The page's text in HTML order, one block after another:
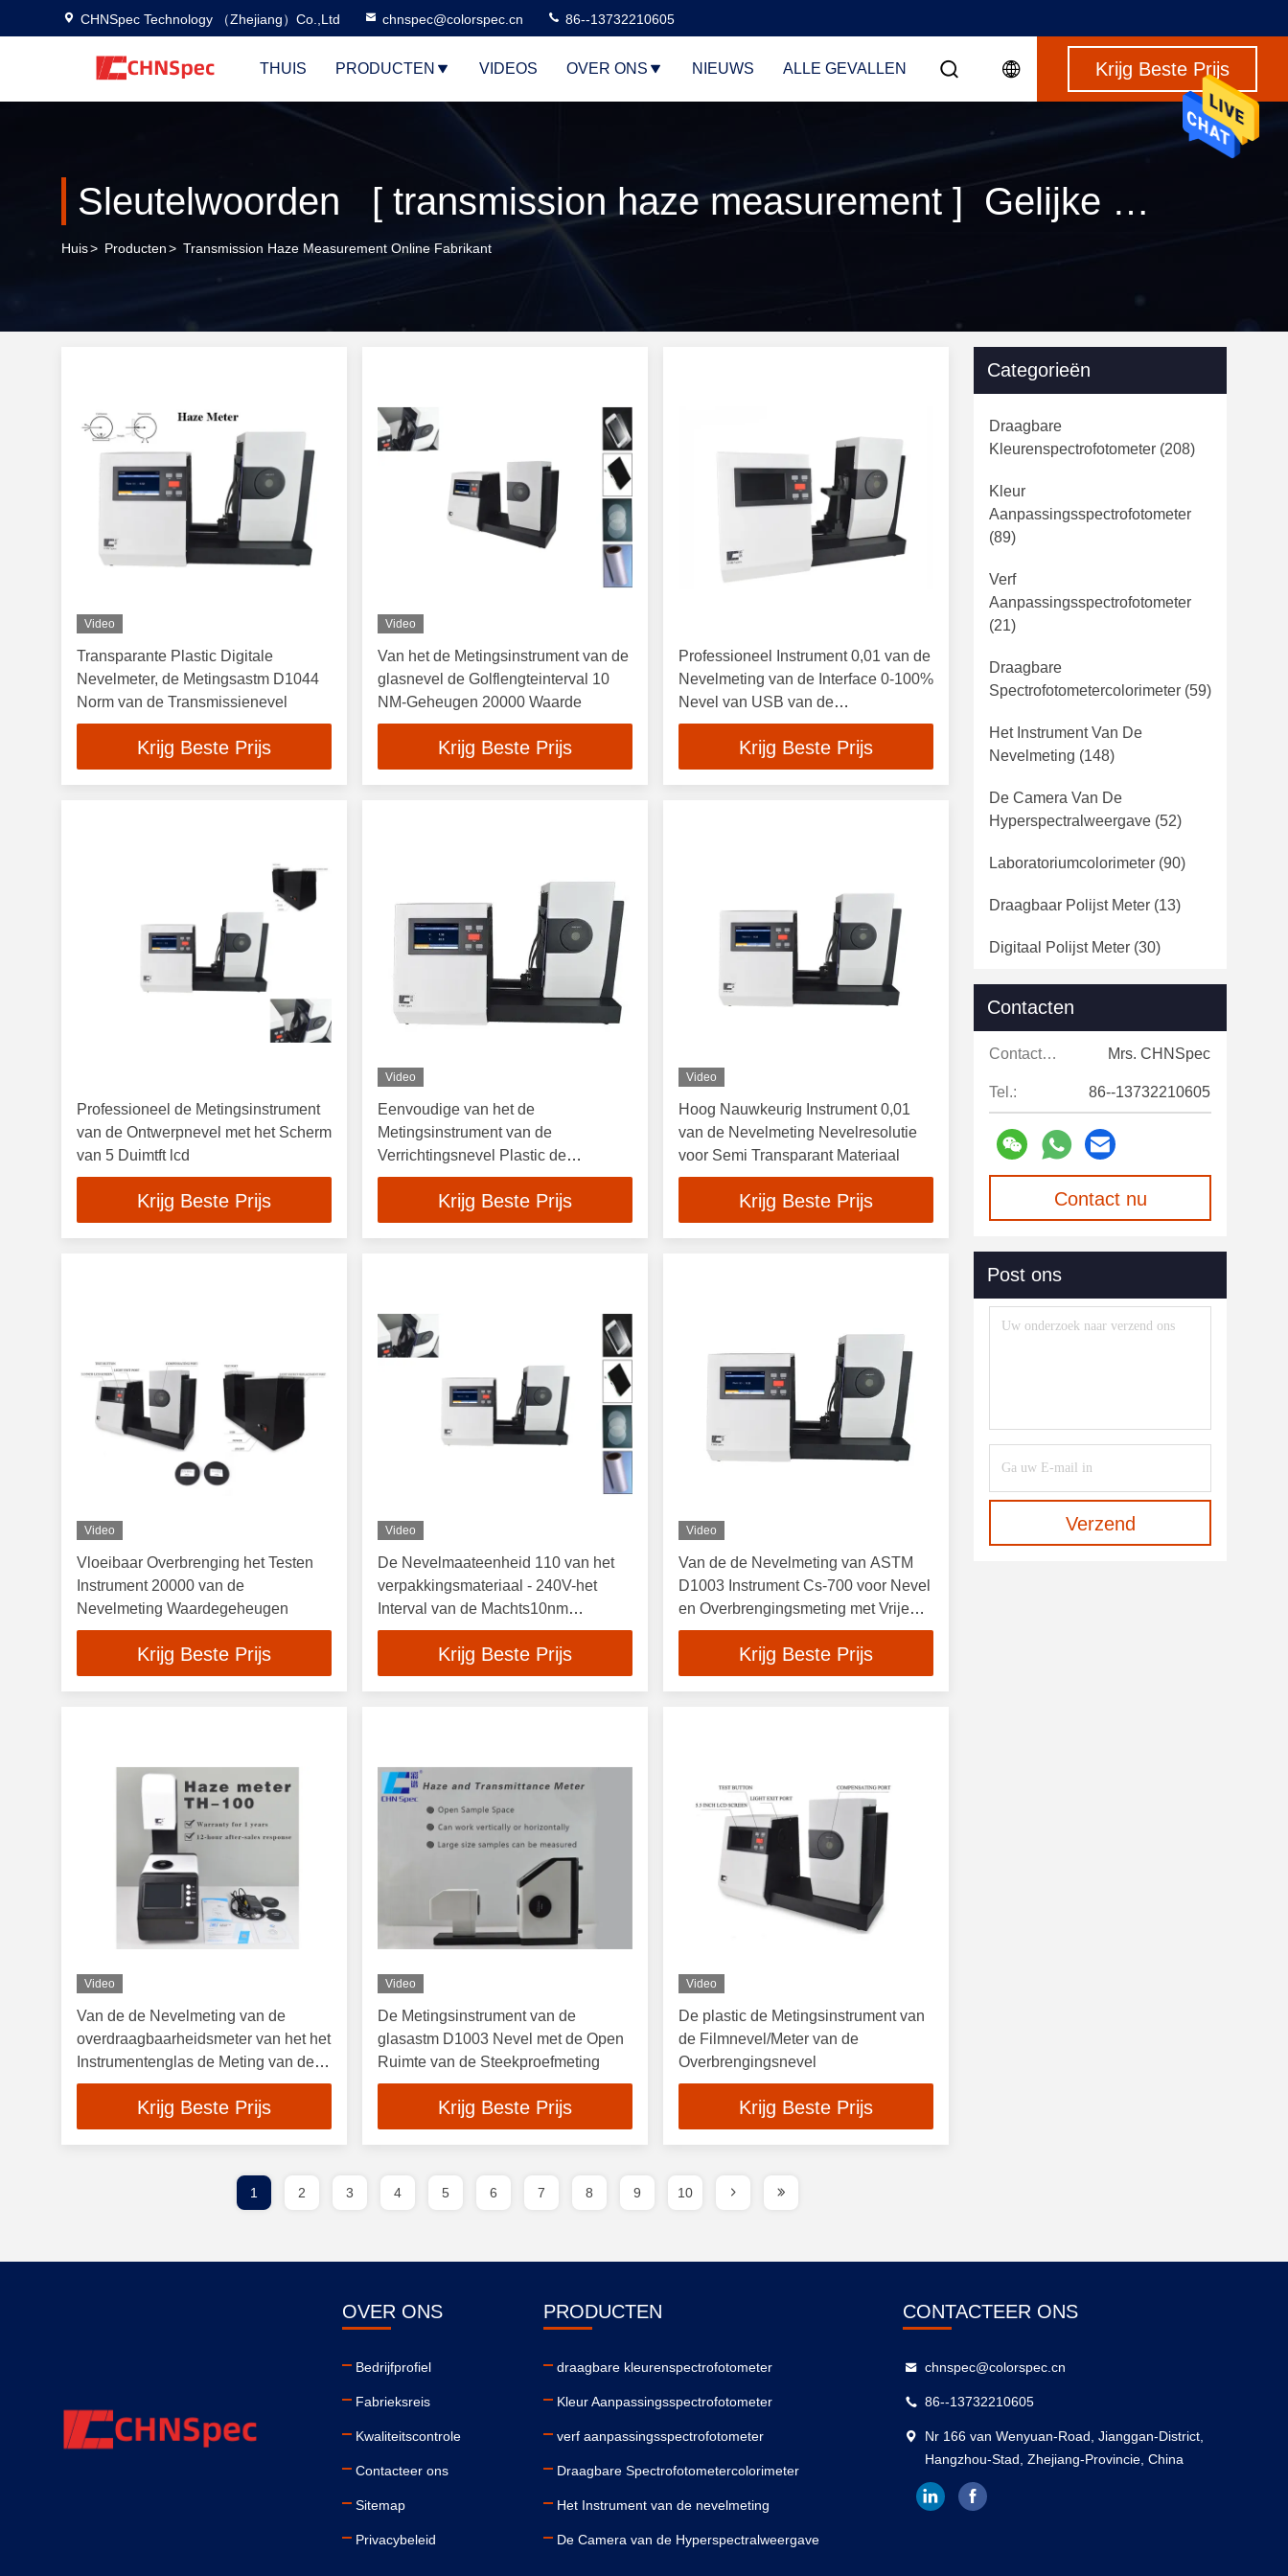
CHNSpec Technology （Zhejiang）Co.,Ltd chnspec@colorspec.cn 86--13732210605
THUIS PRODUCTEN VIDEOS OVER ONS NIEUWS ALLE GEVALLEN Krijg Beste Prijs
Sleutelwoorden [ transmission haze measurement ] Gelijke 120 producten
Huis> Producten> Transmission Haze Measurement Online Fabrikant
Video
Transparante Plastic Digitale
Nevelmeter, de Metingsastm D1044
Norm van de Transmissienevel
Krijg Beste Prijs
Video
Van het de Metingsinstrument van de
glasnevel de Golflengteinterval 10
NM-Geheugen 20000 Waarde
Krijg Beste Prijs
Professioneel Instrument 0,01 van de
Nevelmeting van de Interface 0-100%
Nevel van USB van de
Nevelresolutie de Metingswaaier
Krijg Beste Prijs
Professioneel de Metingsinstrument
van de Ontwerpnevel met het Scherm
van 5 Duimtft lcd
Krijg Beste Prijs
Video
Eenvoudige van het de
Metingsinstrument van de
Verrichtingsnevel Plastic de
Filmoverbrenging
Krijg Beste Prijs
Video
Hoog Nauwkeurig Instrument 0,01
van de Nevelmeting Nevelresolutie
voor Semi Transparant Materiaal
Krijg Beste Prijs
Video
Vloeibaar Overbrenging het Testen
Instrument 20000 van de
Nevelmeting Waardegeheugen
Krijg Beste Prijs
Video
De Nevelmaateenheid 110 van het
verpakkingsmateriaal - 240V-het
Interval van de Machts10nm
Golflengte
Krijg Beste Prijs
Video
Van de de Nevelmeting van ASTM
D1003 Instrument Cs-700 voor Nevel
en Overbrengingsmeting met Vrije
PC-software
Krijg Beste Prijs
Video
Van de de Nevelmeting van de
overdraagbaarheidsmeter van het het
Instrumentenglas de Meting van de
de Lenzennevel
Krijg Beste Prijs
Video
De Metingsinstrument van de
glasastm D1003 Nevel met de Open
Ruimte van de Steekproefmeting
Krijg Beste Prijs
Video
De plastic de Metingsinstrument van
de Filmnevel/Meter van de
Overbrengingsnevel
Krijg Beste Prijs
Categorieën
Draagbare
Kleurenspectrofotometer (208)
Kleur
Aanpassingsspectrofotometer
(89)
Verf
Aanpassingsspectrofotometer
(21)
Draagbare
Spectrofotometercolorimeter (59)
Het Instrument Van De
Nevelmeting (148)
De Camera Van De
Hyperspectralweergave (52)
Laboratoriumcolorimeter (90)
Draagbaar Polijst Meter (13)
Digitaal Polijst Meter (30)
De Multihoek Polijst Meter(16)
Kleur Die Lichte Doos
Aanpassen
Kleur Aanpassingssoftware(11)
De Monsters Van De
Pantonekleur
(7)
Lichte Overbrengingsmeter
(1)
Online-Refractometer(4)
Contacten
Contacten: Mrs. CHNSpec
Tel.: 86--13732210605
Contact nu
Post ons
Verzend
1 2 3 4 5 6 7 8 9 10
OVER ONS
Bedrijfprofiel
Fabrieksreis
Kwaliteitscontrole
Contacteer ons
Sitemap
Privacybeleid
PRODUCTEN
draagbare kleurenspectrofotometer
Kleur Aanpassingsspectrofotometer
verf aanpassingsspectrofotometer
Draagbare Spectrofotometercolorimeter
Het Instrument van de nevelmeting
De Camera van de Hyperspectralweergave
CONTACTEER ONS
chnspec@colorspec.cn
86--13732210605
Nr 166 van Wenyuan-Road, Jianggan-District,
Hangzhou-Stad, Zhejiang-Provincie, China